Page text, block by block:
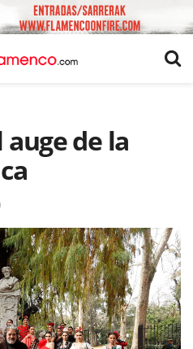
auge de la